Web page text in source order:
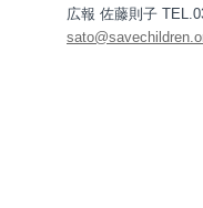
広報 佐藤則子